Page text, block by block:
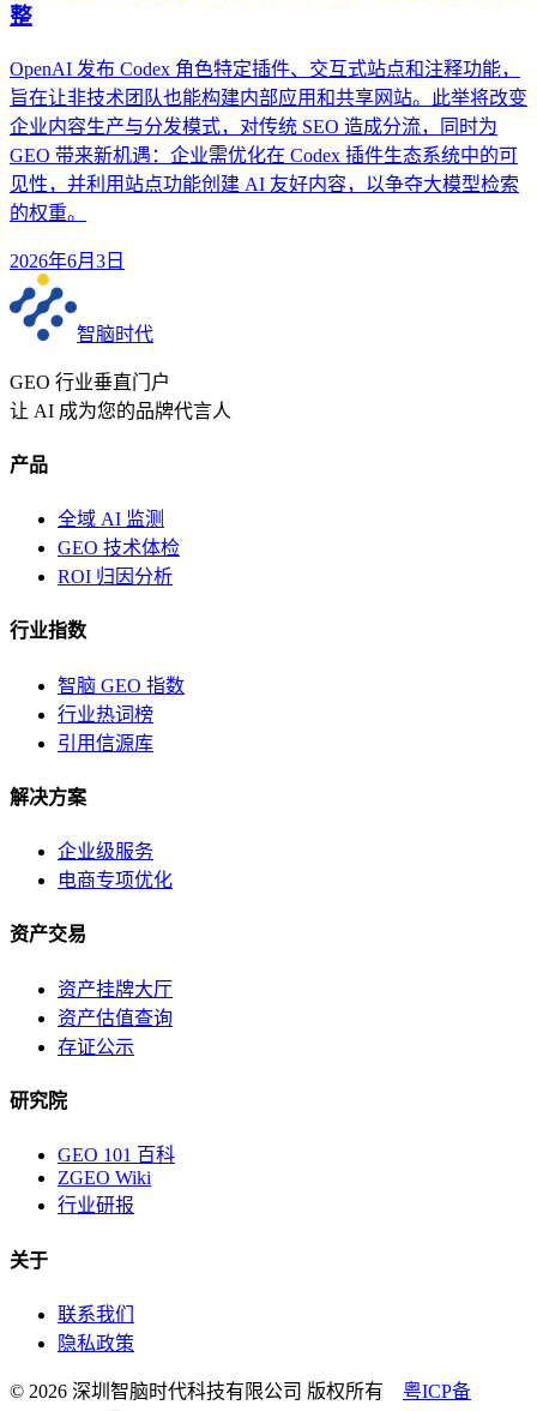
整
OpenAI 发布 Codex 角色特定插件、交互式站点和注释功能，
旨在让非技术团队也能构建内部应用和共享网站。此举将改变
企业内容生产与分发模式，对传统 SEO 造成分流，同时为
GEO 带来新机遇：企业需优化在 Codex 插件生态系统中的可
见性，并利用站点功能创建 AI 友好内容，以争夺大模型检索
的权重。
2026年6月3日
智脑时代
GEO 行业垂直门户
让 AI 成为您的品牌代言人
产品
全域 AI 监测
GEO 技术体检
ROI 归因分析
行业指数
智脑 GEO 指数
行业热词榜
引用信源库
解决方案
企业级服务
电商专项优化
资产交易
资产挂牌大厅
资产估值查询
存证公示
研究院
GEO 101 百科
ZGEO Wiki
行业研报
关于
联系我们
隐私政策
© 2026 深圳智脑时代科技有限公司 版权所有 粤ICP备